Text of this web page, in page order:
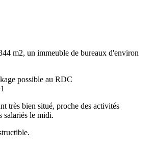
m2, un immeuble de bureaux d'environ
possible au RDC
très bien situé, proche des activités
salariés le midi.